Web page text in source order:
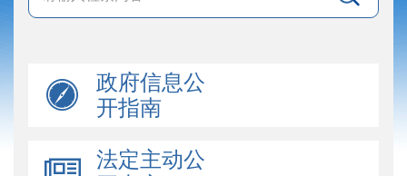
政府信息公
开指南
法定主动公